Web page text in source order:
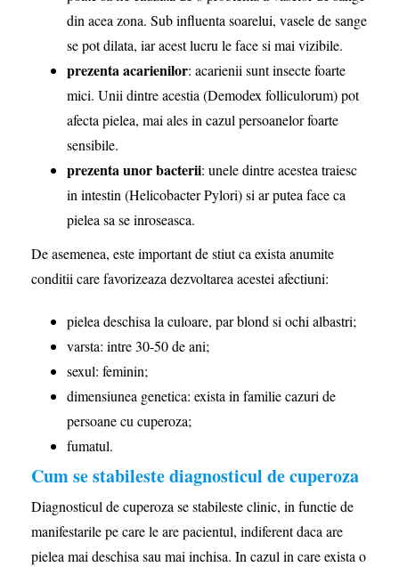
din acea zona. Sub influenta soarelui, vasele de sange
se pot dilata, iar acest lucru le face si mai vizibile.
prezenta acarienilor: acarienii sunt insecte foarte
mici. Unii dintre acestia (Demodex folliculorum) pot
afecta pielea, mai ales in cazul persoanelor foarte
sensibile.
prezenta unor bacterii: unele dintre acestea traiesc
in intestin (Helicobacter Pylori) si ar putea face ca
pielea sa se inroseasca.
De asemenea, este important de stiut ca exista anumite
conditii care favorizeaza dezvoltarea acestei afectiuni:
pielea deschisa la culoare, par blond si ochi albastri;
varsta: intre 30-50 de ani;
sexul: feminin;
dimensiunea genetica: exista in familie cazuri de
persoane cu cuperoza;
fumatul.
Cum se stabileste diagnosticul de cuperoza
Diagnosticul de cuperoza se stabileste clinic, in functie de
manifestarile pe care le are pacientul, indiferent daca are
pielea mai deschisa sau mai inchisa. In cazul in care exista o